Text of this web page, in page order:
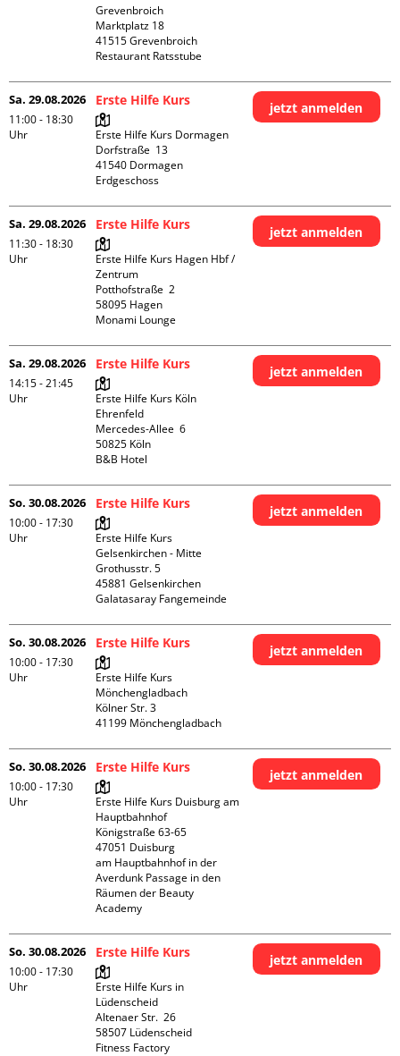
Grevenbroich
Marktplatz 18
41515 Grevenbroich
Restaurant Ratsstube
Sa. 29.08.2026
11:00 - 18:30
Uhr
Erste Hilfe Kurs
Erste Hilfe Kurs Dormagen
Dorfstraße  13
41540 Dormagen
Erdgeschoss
jetzt anmelden
Sa. 29.08.2026
11:30 - 18:30
Uhr
Erste Hilfe Kurs
Erste Hilfe Kurs Hagen Hbf /
Zentrum
Potthofstraße  2
58095 Hagen
Monami Lounge
jetzt anmelden
Sa. 29.08.2026
14:15 - 21:45
Uhr
Erste Hilfe Kurs
Erste Hilfe Kurs Köln
Ehrenfeld
Mercedes-Allee  6
50825 Köln
B&B Hotel
jetzt anmelden
So. 30.08.2026
10:00 - 17:30
Uhr
Erste Hilfe Kurs
Erste Hilfe Kurs
Gelsenkirchen - Mitte
Grothusstr. 5
45881 Gelsenkirchen
Galatasaray Fangemeinde
jetzt anmelden
So. 30.08.2026
10:00 - 17:30
Uhr
Erste Hilfe Kurs
Erste Hilfe Kurs
Mönchengladbach
Kölner Str. 3
jetzt anmelden
So. 30.08.2026
10:00 - 17:30
Uhr
Erste Hilfe Kurs
Erste Hilfe Kurs Duisburg am
Hauptbahnhof
Königstraße 63-65
47051 Duisburg
am Hauptbahnhof in der
Averdunk Passage in den
Räumen der Beauty
Academy
jetzt anmelden
So. 30.08.2026
10:00 - 17:30
Uhr
Erste Hilfe Kurs
Erste Hilfe Kurs in
Lüdenscheid
Altenaer Str.  26
58507 Lüdenscheid
Fitness Factory
jetzt anmelden